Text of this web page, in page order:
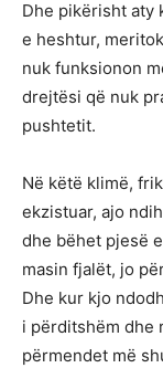
Dhe pikërisht aty
e heshtur,
nuk funksionon
drejtësi që nuk
pushtetit.
Në këtë klimë,
ekzistuar, ajo
dhe bëhet pjesë
masin fjalët, jo
Dhe kur kjo
i përditshëm dhe
përmendet më